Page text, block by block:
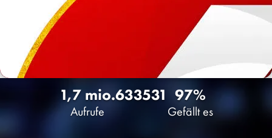
1,7 mio.
Aufrufe
633531 97%
Gefällt es